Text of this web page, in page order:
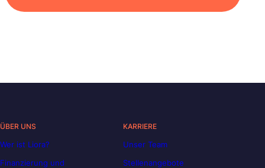
ÜBER UNS
Wer ist Liora?
Finanzierung und
KARRIERE
Unser Team
Stellenangebote